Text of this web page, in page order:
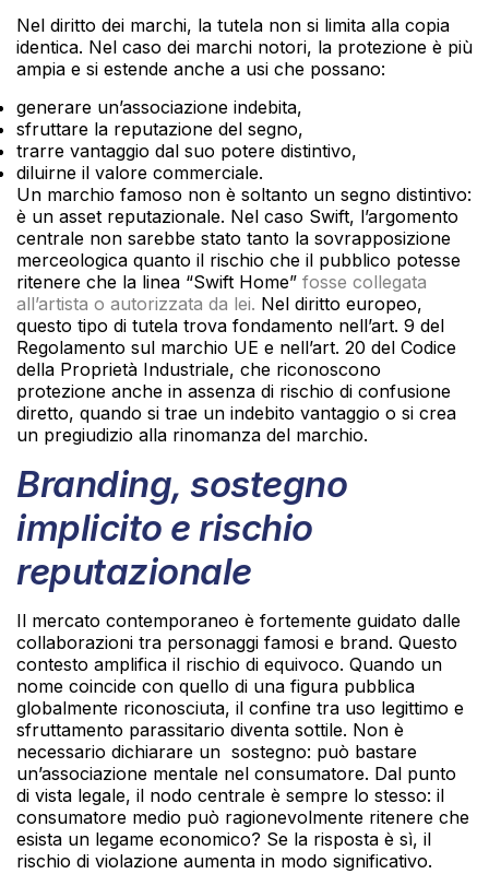
Nel diritto dei marchi, la tutela non si limita alla copia
identica. Nel caso dei marchi notori, la protezione è più
ampia e si estende anche a usi che possano:
generare un’associazione indebita,
sfruttare la reputazione del segno,
trarre vantaggio dal suo potere distintivo,
diluirne il valore commerciale.
Un marchio famoso non è soltanto un segno distintivo:
è un asset reputazionale. Nel caso Swift, l’argomento
centrale non sarebbe stato tanto la sovrapposizione
merceologica quanto il rischio che il pubblico potesse
ritenere che la linea “Swift Home” fosse collegata
all’artista o autorizzata da lei. Nel diritto europeo,
questo tipo di tutela trova fondamento nell’art. 9 del
Regolamento sul marchio UE e nell’art. 20 del Codice
della Proprietà Industriale, che riconoscono
protezione anche in assenza di rischio di confusione
diretto, quando si trae un indebito vantaggio o si crea
un pregiudizio alla rinomanza del marchio.
Branding, sostegno
implicito e rischio
reputazionale
Il mercato contemporaneo è fortemente guidato dalle
collaborazioni tra personaggi famosi e brand. Questo
contesto amplifica il rischio di equivoco. Quando un
nome coincide con quello di una figura pubblica
globalmente riconosciuta, il confine tra uso legittimo e
sfruttamento parassitario diventa sottile. Non è
necessario dichiarare un sostegno: può bastare
un’associazione mentale nel consumatore. Dal punto
di vista legale, il nodo centrale è sempre lo stesso: il
consumatore medio può ragionevolmente ritenere che
esista un legame economico? Se la risposta è sì, il
rischio di violazione aumenta in modo significativo.